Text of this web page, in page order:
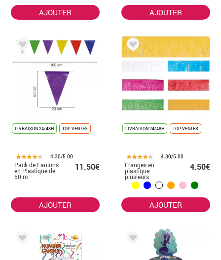
AJOUTER AJOUTER
LIVRAISON 24/48H TOP VENTES
4.30/5.00
Pack de Fanions
en Plastique de
50 m
11.50€
AJOUTER
LIVRAISON 24/48H TOP VENTES
4.30/5.00
Franges en
plastique
plusieurs
couleurs 25 m
4.50€
AJOUTER